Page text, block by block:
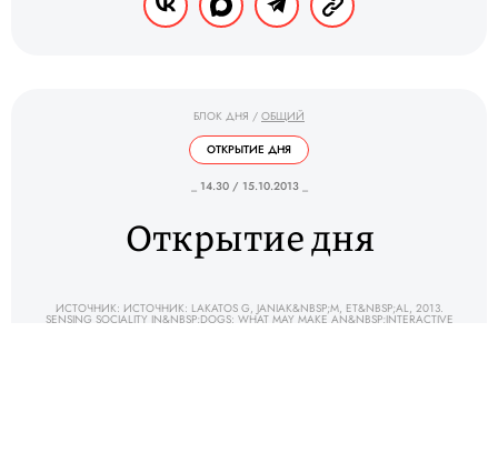
БЛОК ДНЯ / ОБЩИЙ
ОТКРЫТИЕ ДНЯ
_ 14.30 / 15.10.2013 _
Открытие дня
ИСТОЧНИК: ИСТОЧНИК: LAKATOS G, JANIAK&NBSP;M, ET&NBSP;AL, 2013.
SENSING SOCIALITY IN&NBSP;DOGS: WHAT MAY MAKE AN&NBSP;INTERACTIVE